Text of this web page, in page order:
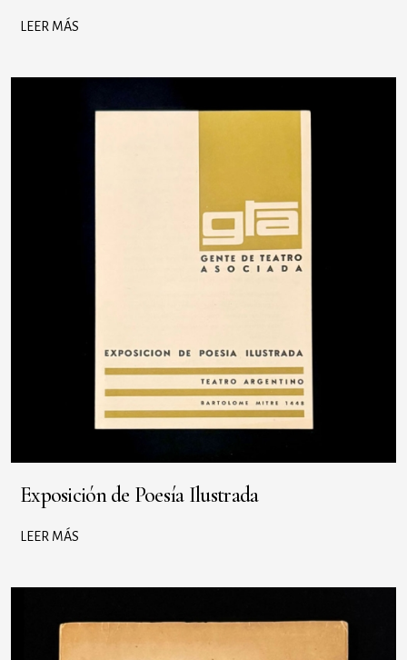
LEER MÁS
Exposición de Poesía Ilustrada
LEER MÁS